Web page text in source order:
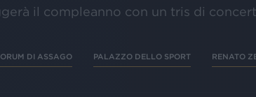
il compleanno con un tris di
DI ASSAGO PALAZZO DELLO SPORT RENATO